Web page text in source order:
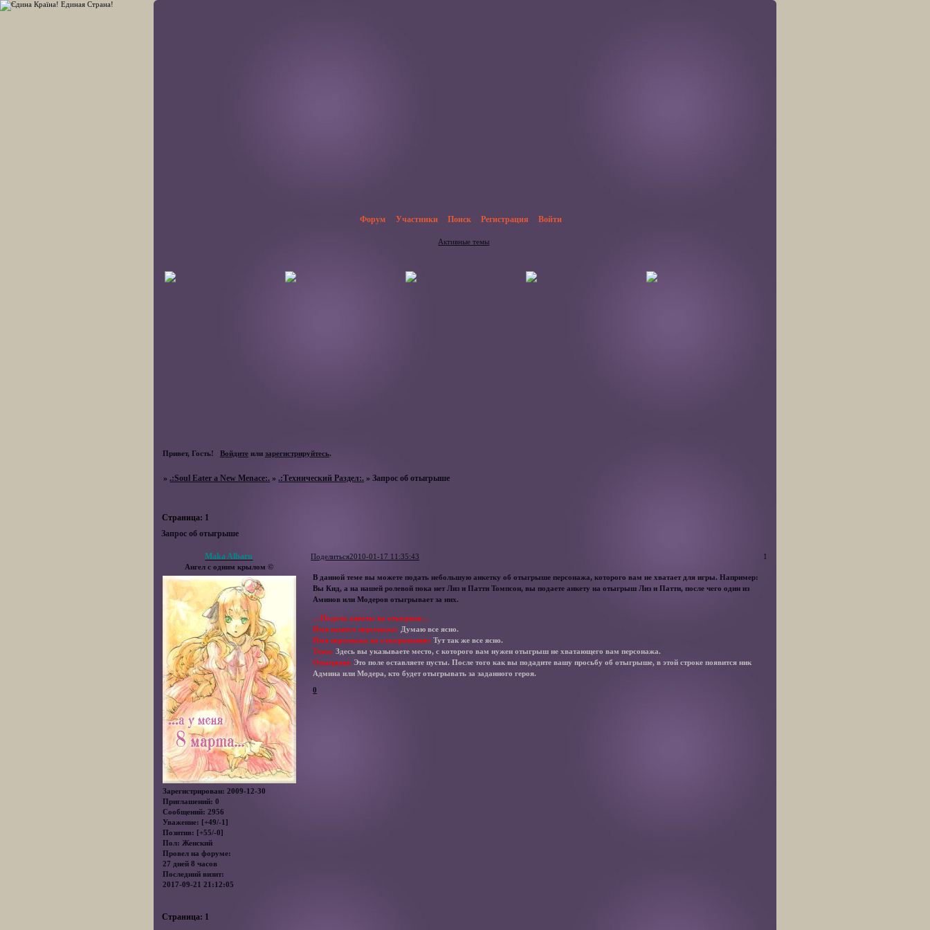
Форум Участники Поиск Регистрация Войти
Активные темы
Привет, Гость! Войдитеили зарегистрируйтесь.
» .:Soul Eater a New Menace:. ».:Технический Раздел:. »Запрос об отыгрыше
Запрос об отыгрыше
Страница: 1
Поделиться 1
2010-01-17 11:35:43
Maka Albarn
Ангел с одним крылом ©
Зарегистрирован: 2009-12-30
Приглашений: 0
Сообщений: 2956
Уважение: [+49/-1]
Позитив: [+55/-0]
Пол: Женский
Провел на форуме:
27 дней 8 часов
Последний визит:
2017-09-21 21:12:05
В данной теме вы можете подать небольшую анкетку об отыгрыше персонажа, которого вам не хватает для игры. Например:
Вы Кид, а на нашей ролевой пока нет Лиз и Патти Томпсон, вы подаете анкету на отыгрыш Лиз и Патти, после чего один из
Аминов или Модеров отыгрывает за них.
…Подача анкеты на отыгрыш…
Имя вашего персонажа: Думаю все ясно.
Имя персонажа на отыгрывание: Тут так же все ясно.
Тема: Здесь вы указываете место, с которого вам нужен отыгрыш не хватающего вам персонажа.
Отыгрыш: Это поле оставляете пусты. После того как вы подадите вашу просьбу об отыгрыше, в этой строке появится ник
Админа или Модера, кто будет отыгрывать за заданного героя.
0
Страница: 1